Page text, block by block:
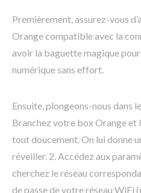
Premièrement, assurez-vous
Orange compatible avec la
avoir la baguette magique
numérique sans effort.
Ensuite, plongeons-nous dans
Branchez votre box Orange et
tout doucement. On lui donne
réveiller. 2. Accédez aux
cherchez le réseau
de passe de votre réseau WiFi